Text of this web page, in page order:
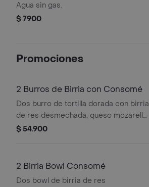
Agua sin gas.
$ 7900
Promociones
2 Burros de Birria con Consomé
Dos burro de tortilla dorada con birria
de res desmechada, queso mozarella,
frijol, arroz enchilado, guacamole de
$ 54.900
2 Birria Bowl Consomé
Dos bowl de birria de res